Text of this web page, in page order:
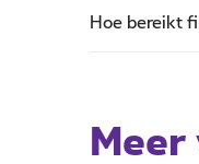
Hoe bereikt